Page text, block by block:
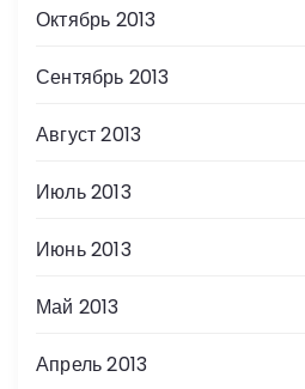
Октябрь 2013
Сентябрь 2013
Август 2013
Июль 2013
Июнь 2013
Май 2013
Апрель 2013